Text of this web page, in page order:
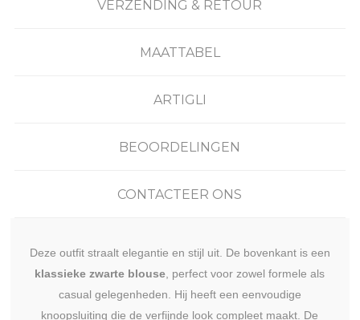
VERZENDING & RETOUR
MAATTABEL
ARTIGLI
BEOORDELINGEN
CONTACTEER ONS
Deze outfit straalt elegantie en stijl uit. De bovenkant is een
klassieke zwarte blouse , perfect voor zowel formele als
casual gelegenheden. Hij heeft een eenvoudige
knoopsluiting die de verfijnde look compleet maakt. De